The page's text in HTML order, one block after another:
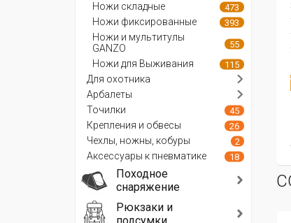
Ножи складные 473
Ножи фиксированные 393
Ножи и мультитулы
GANZO
55
Ножи для Выживания 115
Для охотника
Арбалеты
Точилки
45
Крепления и обвесы 26
Чехлы, ножны, кобуры 2
Аксессуары к пневматике 18
Походное
снаряжение
Рюкзаки и